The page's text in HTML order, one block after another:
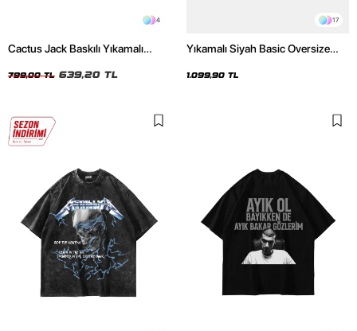
4
Cactus Jack Baskılı Yıkamalı
799,00 TL 639,20 TL
17
Yıkamalı Siyah Basic Oversize
1.099,90 TL